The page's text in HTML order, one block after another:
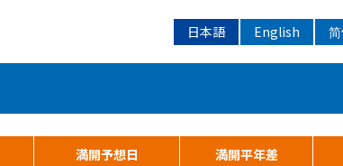
日本語 English
満開予想日 満開平年差